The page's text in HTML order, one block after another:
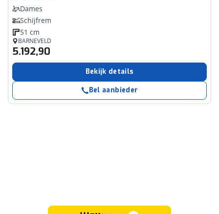
Dames
Schijfrem
51 cm
BARNEVELD
5.192,90
Bekijk details
Bel aanbieder